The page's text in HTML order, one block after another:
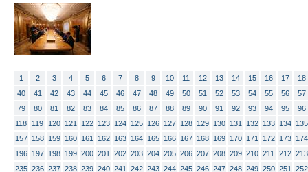
1 2 3 4 5 6 7 8 9 10 11 12 13 14 15 16 17
18
40
41 42 43 44 45 46 47 48 49 50 51 52 53 54 55 56
57
79
80 81 82 83 84 85 86 87 88 89 90 91 92 93 94 95
96
118
119 120 121 122 123 124 125 126 127 128 129 130 131 132 133 134
135
157
158 159 160 161 162 163 164 165 166 167 168 169 170 171 172 173
174
196
197 198 199 200 201 202 203 204 205 206 207 208 209 210 211 212 213
235 236 237 238 239 240 241 242 243 244 245 246 247 248 249 250 251
252